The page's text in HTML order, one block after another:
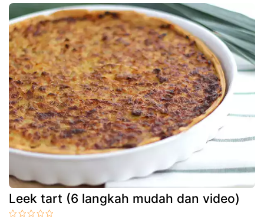
Leek tart (6 langkah mudah dan video)